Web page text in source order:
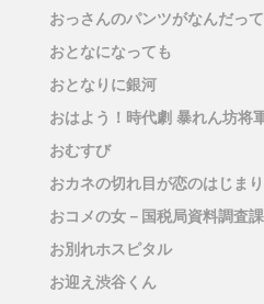
おっさんのパンツがなんだっ
おとなになっても
おとなりに銀河
おはよう！時代劇 暴れん坊将
おむすび
おカネの切れ目が恋のはじまり
おコメの女－国税局資料調査
お別れホスピタル
お迎え渋谷くん